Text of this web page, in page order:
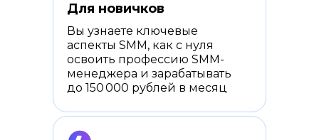
Для новичков
Вы узнаете ключевые
аспекты SMM, как с нуля
освоить профессию SMM-
менеджера и зарабатывать
до 150 000 рублей в месяц